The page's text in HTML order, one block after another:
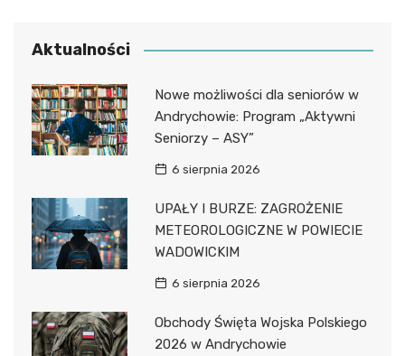
Aktualności
Nowe możliwości dla seniorów w
Andrychowie: Program „Aktywni
Seniorzy – ASY”
6 sierpnia 2026
UPAŁY I BURZE: ZAGROŻENIE
METEOROLOGICZNE W POWIECIE
WADOWICKIM
6 sierpnia 2026
Obchody Święta Wojska Polskiego
2026 w Andrychowie